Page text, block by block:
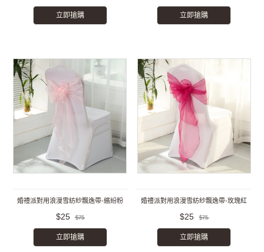
立即搶購 立即搶購
婚禮派對用浪漫雪紡紗飄逸帶-繽紛粉
$25 $75
立即搶購
婚禮派對用浪漫雪紡紗飄逸帶-玫瑰紅
$25 $75
立即搶購